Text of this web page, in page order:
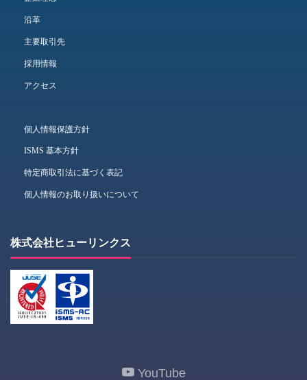
沿革
主要取引先
採用情報
アクセス
個人情報保護方針
ISMS 基本方針
特定商取引法に基づく表記
個人情報のお取り扱いについて
株式会社ヒューリンクス
YouTube